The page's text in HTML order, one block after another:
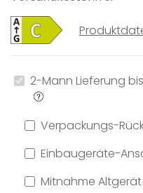
2-Mann Lieferung
Verpackungs-
Einbaugeräte-
Mitnahme Altgerät